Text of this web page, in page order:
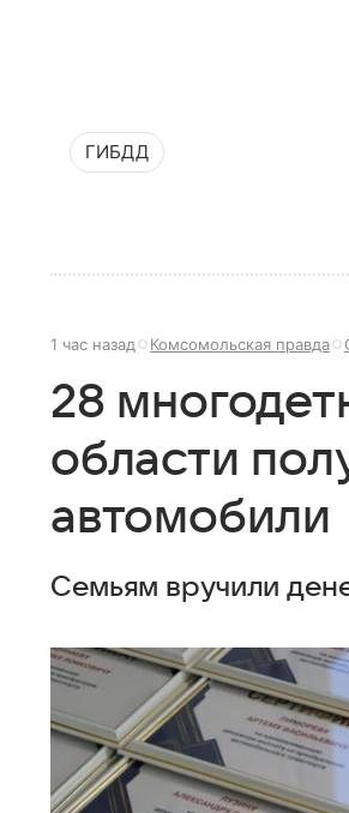
ГИБДД
1 час назад Комсомольская правда
28
области
автомобили
Семьям вручили